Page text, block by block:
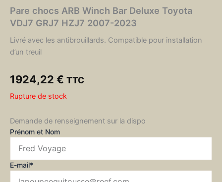
Pare chocs ARB Winch Bar Deluxe Toyota
VDJ7 GRJ7 HZJ7 2007-2023
Livré avec les antibrouillards. Compatible pour installation
d’un treuil
1924,22 € TTC
Rupture de stock
Demande de renseignement sur la dispo
Prénom et Nom
E-mail*